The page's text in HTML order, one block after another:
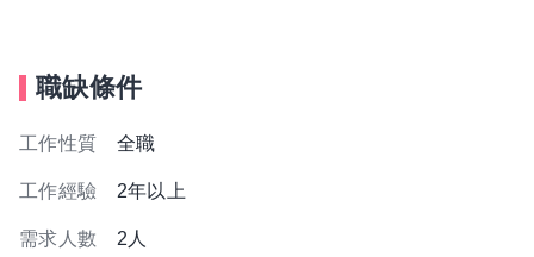
職缺條件
工作性質 全職
工作經驗 2年以上
需求人數 2人